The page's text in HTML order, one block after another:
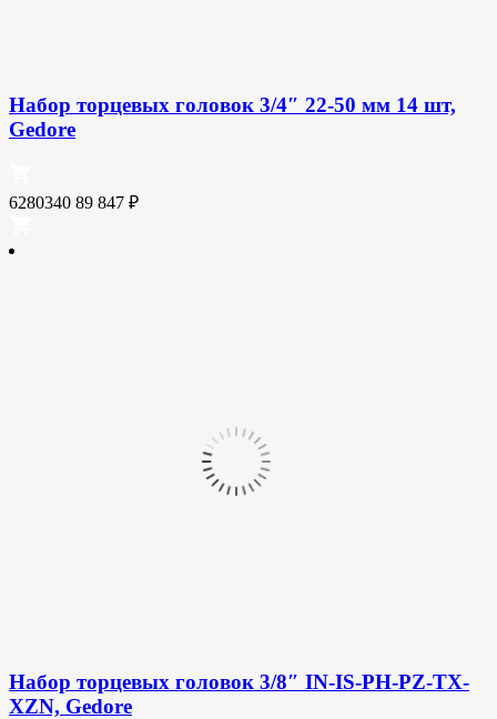
Набор торцевых головок 3/4″ 22-50 мм 14 шт,
Gedore
6280340 89 847 ₽
Набор торцевых головок 3/8″ IN-IS-PH-PZ-TX-
XZN, Gedore